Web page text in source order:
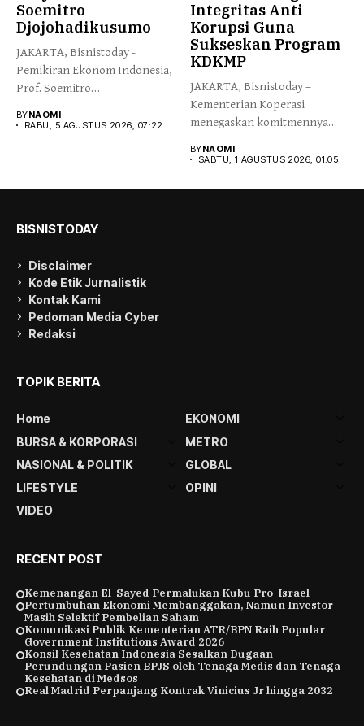
Soemitro
Djojohadikusumo
JAKARTA, Bisnistoday -
Pemikiran Ekonom Indonesia,
Prof. Soemitro
menegaskan kemerdekaan...
BYNAOMI
RABU, 5 AGUSTUS 2026, 07:22
Integritas Anti
Korupsi Guna
Sukseskan Program
KDKMP
JAKARTA, Bisnistoday –
Kementerian Koperasi
menegaskan komitmennya
kepercayaan publik...
BYNAOMI
SABTU, 1 AGUSTUS 2026, 01:05
BISNISTODAY
Disclaimer
Kode Etik Jurnalistik
Kontak Kami
Pedoman Media Cyber
Redaksi
TOPIK BERITA
Home
EKONOMI
BURSA & KORPORASI
METRO
NASIONAL & POLITIK
GLOBAL
LIFESTYLE
OPINI
VIDEO
RECENT POST
Kemenangan El-Sayed Permalukan Kubu Pro-Israel
Pertumbuhan Ekonomi Membanggakan, Namun Investor
Masih Selektif Pembelian Saham
Komunikasi Publik Kementerian ATR/BPN Raih Popular
Government Institutions Award 2026
Konsil Kesehatan Indonesia Sesalkan Dugaan
Perundungan Pasien BPJS oleh Tenaga Medis dan Tenaga
Kesehatan di Medsos
Real Madrid Perpanjang Kontrak Vinicius Jr hingga 2032